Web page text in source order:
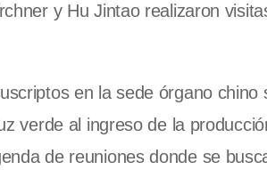
y Hu Jintao realizaron
en la sede órgano
verde al ingreso de la
de reuniones donde se